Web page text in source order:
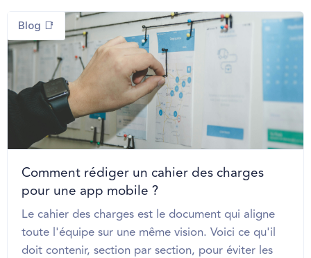
Blog 📑
Comment rédiger un cahier des charges
pour une app mobile ?
Le cahier des charges est le document qui aligne
toute l'équipe sur une même vision. Voici ce qu'il
doit contenir, section par section, pour éviter les